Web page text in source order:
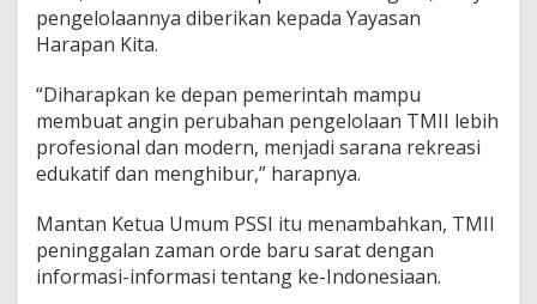
e
pengelolaannya diberikan kepada Yayasan
Harapan Kita.
“Diharapkan ke depan pemerintah mampu
membuat angin perubahan pengelolaan TMII lebih
profesional dan modern, menjadi sarana rekreasi
edukatif dan menghibur,” harapnya.
Mantan Ketua Umum PSSI itu menambahkan, TMII
peninggalan zaman orde baru sarat dengan
informasi-informasi tentang ke-Indonesiaan.